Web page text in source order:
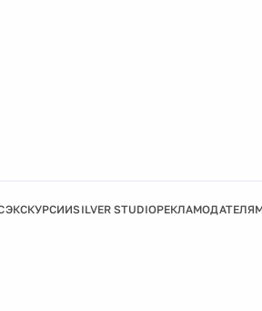
ЭКСКУРСИИSILVER STUDIO